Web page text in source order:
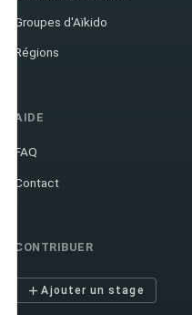
Groupes d'Aïkido
Régions
AIDE
FAQ
Contact
CONTRIBUER
Ajouter un stage